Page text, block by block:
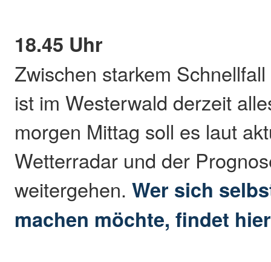
18.45 Uhr
Zwischen starkem
ist im Westerwald derzeit
morgen Mittag soll es laut
Wetterradar und der
weitergehen.Wer sich
machen möchte, findet